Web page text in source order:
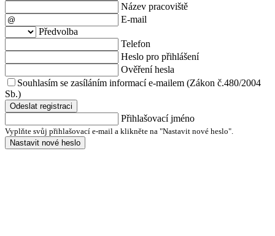
Název pracoviště
E-mail
Předvolba
Telefon
Heslo pro přihlášení
Ověření hesla
Souhlasím se zasíláním informací e-mailem (Zákon č.480/2004
Sb.)
Odeslat registraci
Přihlašovací jméno
Vyplňte svůj přihlašovací e-mail a klikněte na "Nastavit nové heslo".
Nastavit nové heslo